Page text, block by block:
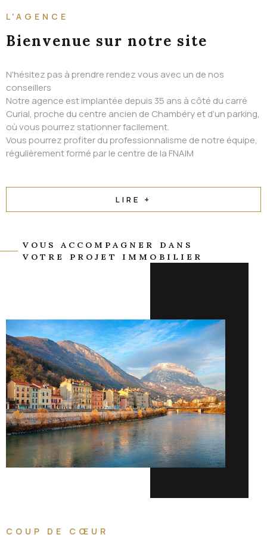
L'AGENCE
Bienvenue sur notre site
N'hésitez pas à prendre rendez vous avec un de nos
conseillers
Notre agence est implantée depuis 35 ans à côté du carré
Curial, proche du centre ancien de Chambéry et d’un parking,
où vous pourrez stationner facilement.
Vous pourrez profiter du professionnalisme de notre équipe,
régulièrement formé par le centre de la FNAIM
LIRE +
VOUS ACCOMPAGNER DANS
VOTRE PROJET IMMOBILIER
COUP DE CŒUR